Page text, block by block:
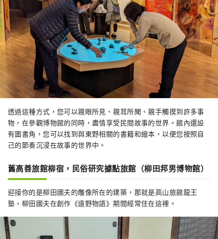
透過這種方式，您可以親眼所見、親耳所聞、親手觸摸到許多事
物，在參觀博物館的同時，盡情享受民間故事的世界。館內還設
有圖書角，您可以找到與東野相關的書籍和繪本，以便您按照自
己的節奏沉浸在故事的世界中。
舊高善旅館柳宿，民俗研究據點旅館（柳田邦男博物館）
迎接你的是柳田國夫的雕像所在的建築，那就是高山旅館龍王
塾，柳田國夫在創作《遠野物語》期間經常住在這裡。